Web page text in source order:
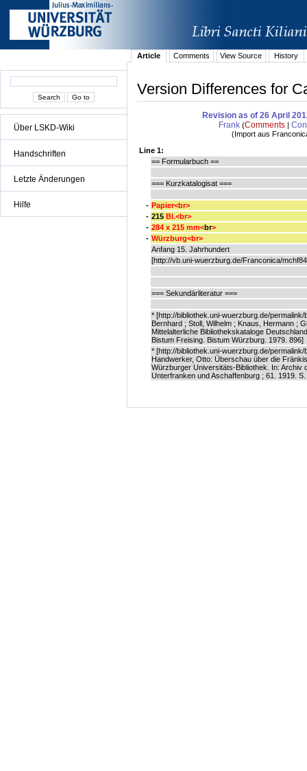
Über LSKD-Wiki
Handschriften
Letzte Änderungen
Hilfe
Article Comments View Source History
Version Differences for
Revision as of 26 April
Frank (Comments |
(Import aus
Line 1:
== Formularbuch ==
=== Kurzkatalogisat ===
- Papier<br>
- 215Bl.<br>
- 284 x 215 mm<br>
- Würzburg<br>
Anfang 15. Jahrhundert
[http://vb.uni-wuerzburg.de/Franconica/
=== Sekundärliteratur ===
* [http://bibliothek.uni-wuerzburg.de/
Bernhard ; Stoll, Wilhelm ; Knaus, Hermann ;
Mittelalterliche Bibliothekskataloge
Bistum Freising. Bistum Würzburg. 1979. 896]
* [http://bibliothek.uni-wuerzburg.de/permalink/
Handwerker, Otto: Überschau über die
Würzburger Universitäts-Bibliothek. In: Archiv
Unterfranken und Aschaffenburg ; 61. 1919.